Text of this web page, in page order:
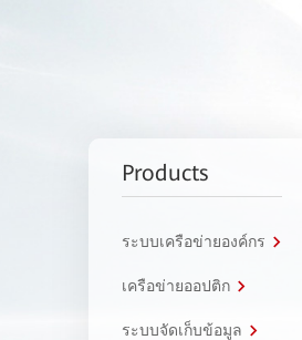
Products
ระบบเครือข่ายองค์กร
เครือข่ายออปติก
ระบบจัดเก็บข้อมูล